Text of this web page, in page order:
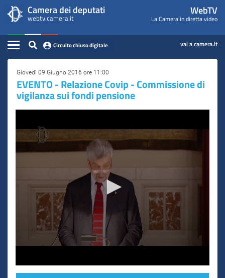
contenuto
principale
WebTV
Camera
dei
Deputati
menu
di
navigazione
Camera dei deputati
webtv.camera.it
WebTV
La Camera in diretta video
Home
Assemblea
Presidente
Commissioni
Eventi
Circuito chiuso digitale vai a camera.it
Contenuto
Giovedì 09 Giugno 2016 ore 11:00
EVENTO - Relazione Covip - Commissione di
vigilanza sui fondi pensione